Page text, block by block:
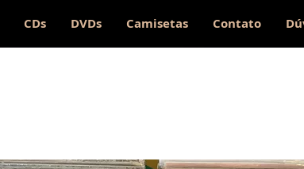
CDs DVDs Camisetas Contato